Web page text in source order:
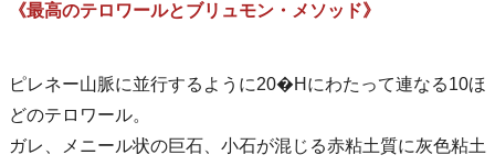
《最高のテロワールとブリュモン・メソッド》
ピレネー山脈に並行するように20�Hにわたって連なる10ほ
どのテロワール。
ガレ、メニール状の巨石、小石が混じる赤粘土質に灰色粘土